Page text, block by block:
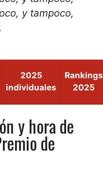
y tampoco,
2025
individuales
Rankings
2025
y hora de
de